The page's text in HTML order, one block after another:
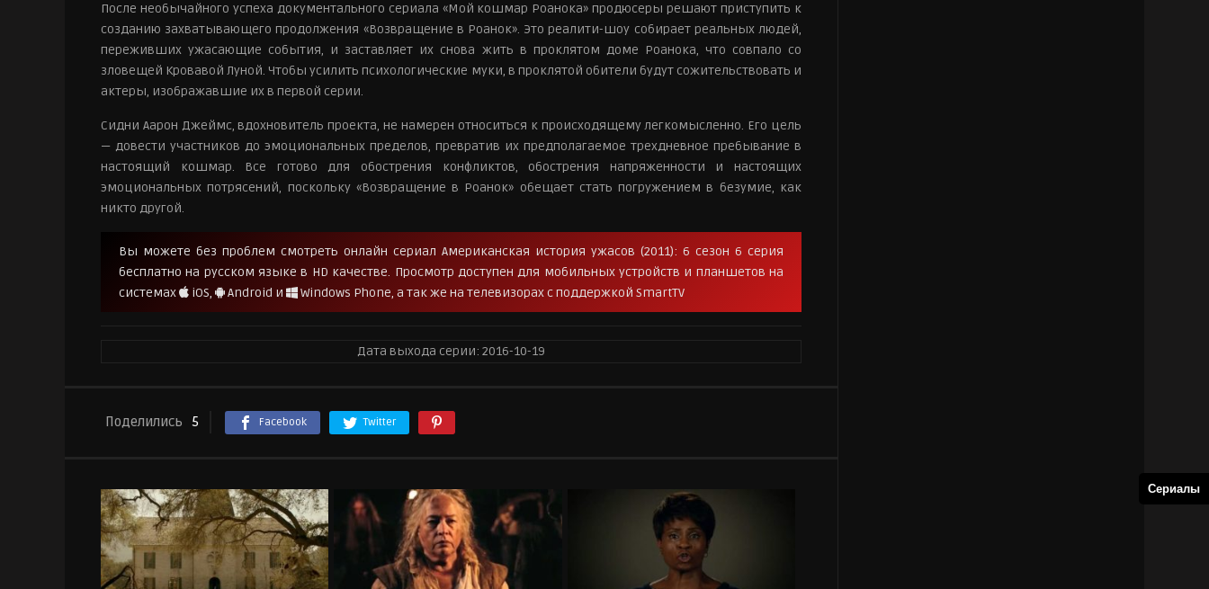
После необычайного успеха документального сериала «Мой кошмар Роанока» продюсеры решают приступить к
созданию захватывающего продолжения «Возвращение в Роанок». Это реалити-шоу собирает реальных людей,
переживших ужасающие события, и заставляет их снова жить в проклятом доме Роанока, что совпало со
зловещей Кровавой Луной. Чтобы усилить психологические муки, в проклятой обители будут сожительствовать и
актеры, изображавшие их в первой серии.
Сидни Аарон Джеймс, вдохновитель проекта, не намерен относиться к происходящему легкомысленно. Его цель
— довести участников до эмоциональных пределов, превратив их предполагаемое трехдневное пребывание в
настоящий кошмар. Все готово для обострения конфликтов, обострения напряженности и настоящих
эмоциональных потрясений, поскольку «Возвращение в Роанок» обещает стать погружением в безумие, как
никто другой.
Вы можете без проблем смотреть онлайн сериал Американская история ужасов (2011): 6 сезон 6 серия
бесплатно на русском языке в HD качестве. Просмотр доступен для мобильных устройств и планшетов на
системах
iOS, Android и Windows Phone, а так же на телевизорах с поддержкой SmartTV
Дата выхода серии: 2016-10-19
Поделились 5 Facebook Twitter
Сериалы